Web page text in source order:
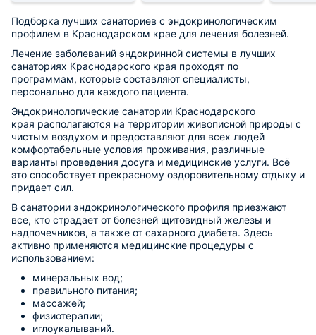
Подборка лучших санаториев с эндокринологическим
профилем в Краснодарском крае для лечения болезней.
Лечение заболеваний эндокринной системы в лучших
санаториях Краснодарского края проходят по
программам, которые составляют специалисты,
персонально для каждого пациента.
Эндокринологические санатории Краснодарского
края располагаются на территории живописной природы с
чистым воздухом и предоставляют для всех людей
комфортабельные условия проживания, различные
варианты проведения досуга и медицинские услуги. Всё
это способствует прекрасному оздоровительному отдыху и
придает сил.
В санатории эндокринологического профиля приезжают
все, кто страдает от болезней щитовидный железы и
надпочечников, а также от сахарного диабета. Здесь
активно применяются медицинские процедуры с
использованием:
минеральных вод;
правильного питания;
массажей;
физиотерапии;
иглоукалываний.